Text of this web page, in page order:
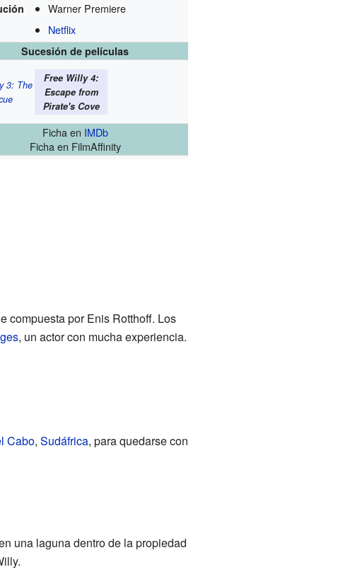
Warner Premiere
Netflix
Sucesión de películas
3: The
Free Willy 4:
Escape from
Pirate's Cove
Ficha en IMDb
Ficha en FilmAffinity
compuesta por Enis Rotthoff. Los
, un actor con mucha experiencia.
Cabo, Sudáfrica, para quedarse con
una laguna dentro de la propiedad